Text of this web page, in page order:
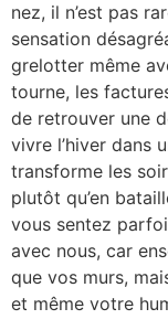
nez, il n’est pas
sensation
grelotter même
tourne, les
de retrouver une
vivre l’hiver dans
transforme les
plutôt qu’en
vous sentez
avec nous, car
que vos murs,
et même votre